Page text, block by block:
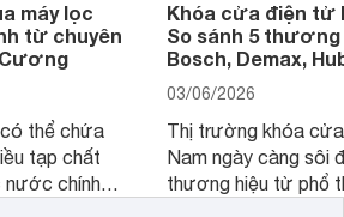
máy lọc
từ chuyên
Cương
thể chứa
tạp chất
nước chính
Khóa cửa điện tử
So sánh 5 thương
Bosch, Demax,
03/06/2026
Thị trường khóa
Nam ngày càng sôi
thương hiệu từ phổ